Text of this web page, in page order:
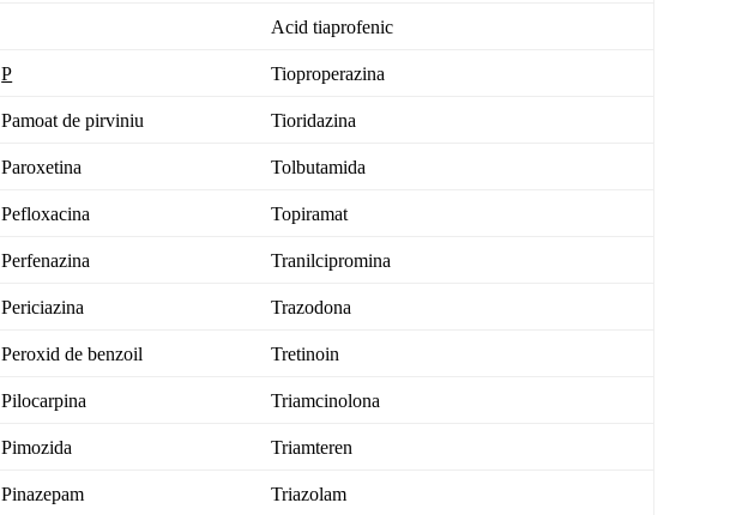
Acid tiaprofenic
P Tioproperazina
Pamoat de pirviniu Tioridazina
Paroxetina Tolbutamida
Pefloxacina Topiramat
Perfenazina Tranilcipromina
Periciazina Trazodona
Peroxid de benzoil Tretinoin
Pilocarpina Triamcinolona
Pimozida Triamteren
Pinazepam Triazolam